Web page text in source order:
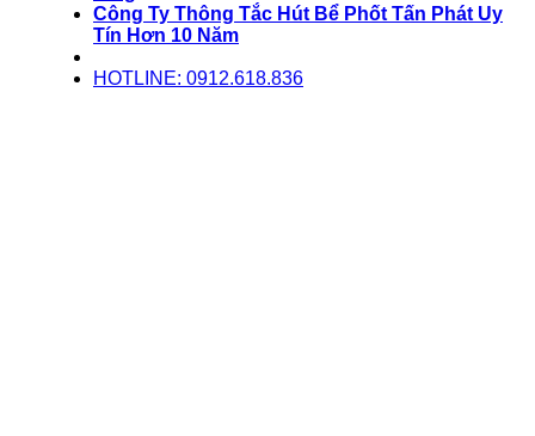
Công Ty Thông Tắc Hút Bể Phốt Tấn Phát Uy
Tín Hơn 10 Năm
HOTLINE: 0912.618.836